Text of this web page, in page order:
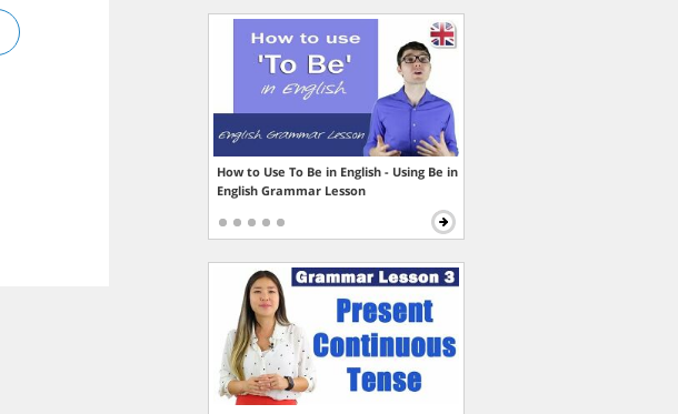
How to Use To Be in English - Using Be in
English Grammar Lesson